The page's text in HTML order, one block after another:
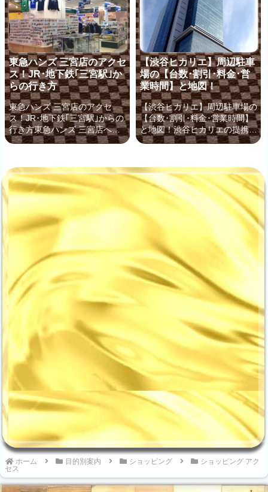
線」「丸ノ内線」「副都心線」
などの路線の最寄り駅からアク
セスができます。これだけたく
さんある最寄り駅を1ページで
ご紹介することはできないの
で、こちらのページでは、「小
田急」から新宿 東急ハンズへ
の行き方をご案内していきまし
ょう。新宿や東急ハンズを訪れ
るのが初めてでも行き方が分か
るように、ルートマップ(地図)
やアクセス画像を使ってわか...
いる方は、JRや東急・東京メ
トロの渋谷駅などの最寄り駅か
ら、出口｢6-1｣｢6-2｣｢7-1｣｢3｣
番、｢ハチ公口｣のいずれかから
出て、井ノ頭通りへ進む行き方
が良いでしょう。ただし、東急
ハンズ 渋谷店や渋谷駅自体に
初めて訪れるような方の場合、
アクセスや駅の出入り口が何通
りもあることから、かなり戸惑
ってしまう事になると思いま
す...
東急ハンズ 三宮店のアクセ
ス！JR･地下鉄｢三宮駅｣か
らの行き方
東急ハンズ 三宮店のアクセ
ス！JR･地下鉄｢三宮駅｣からの
行き方東急ハンズ 三宮店への
アクセスで使われる最寄り駅
山手線の三宮駅」の他・「JR
三宮駅」・「阪急電鉄 神戸三
宮駅」・「阪神本線 神戸三宮
駅」東急ハンズにこれまで一度
も行った経験がなかったり、三
宮へ行くのが初めてでも、行き
方を間違わないように、それぞ
れの最寄り駅からのアクセスを
わかりやすくご案内していきま
すね！こちらのページでは、東
急ハンズへ向けて、最寄り駅の
「地下鉄西神・山手線の...
【渋谷ヒカリエ】周辺駐車
場の【台数･割引･料金･営
業時間】と地図！
【渋谷ヒカリエ】周辺駐車場の
【台数･割引･料金･営業時間】
と地図！渋谷ヒカリエの提携･
周辺駐車場のアクセスと｢料金
群のアクセスにあり、レストラ
ンや雑貨店の他、ミュージカル
劇場やイベントホールなども併
設された施設です。そんな、渋
谷ヒカリエには、お買い物によ
り ○○時間無料となる「提携駐
車場」があるため、身体の不自
由な方や小さなお子様連れの方
は車で向かうと便利ですよね！
そこで、渋谷ヒカリエへ車で行
く場合に利用したい、お得な駐
車場情報をこれよ...
ホーム 目的別案内 ショッピング
ショッピング アク
セス